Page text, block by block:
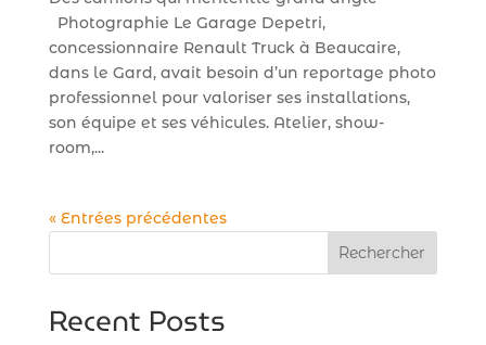
Photographie Le Garage Depetri,
concessionnaire Renault Truck à Beaucaire,
dans le Gard, avait besoin d’un reportage photo
professionnel pour valoriser ses installations,
son équipe et ses véhicules. Atelier, show-
room,...
« Entrées précédentes
Rechercher
Recent Posts